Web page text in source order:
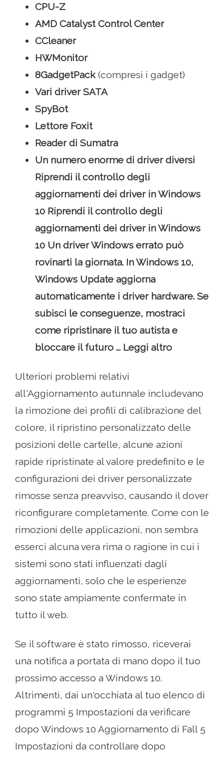
CPU-Z
AMD Catalyst Control Center
CCleaner
HWMonitor
8GadgetPack(compresi i gadget)
Vari driver SATA
SpyBot
Lettore Foxit
Reader di Sumatra
Un numero enorme di driver diversi
Riprendi il controllo degli
aggiornamenti dei driver in Windows
10 Riprendi il controllo degli
aggiornamenti dei driver in Windows
10 Un driver Windows errato può
rovinarti la giornata. In Windows 10,
Windows Update aggiorna
automaticamente i driver hardware. Se
subisci le conseguenze, mostraci
come ripristinare il tuo autista e
bloccare il futuro ... Leggi altro
Ulteriori problemi relativi
all'Aggiornamento autunnale includevano
la rimozione dei profili di calibrazione del
colore, il ripristino personalizzato delle
posizioni delle cartelle, alcune azioni
rapide ripristinate al valore predefinito e le
configurazioni dei driver personalizzate
rimosse senza preavviso, causando il dover
riconfigurare completamente. Come con le
rimozioni delle applicazioni, non sembra
esserci alcuna vera rima o ragione in cui i
sistemi sono stati influenzati dagli
aggiornamenti, solo che le esperienze
sono state ampiamente confermate in
tutto il web.
Se il software è stato rimosso, riceverai
una notifica a portata di mano dopo il tuo
prossimo accesso a Windows 10.
Altrimenti, dai un'occhiata al tuo elenco di
programmi 5 Impostazioni da verificare
dopo Windows 10 Aggiornamento di Fall 5
Impostazioni da controllare dopo